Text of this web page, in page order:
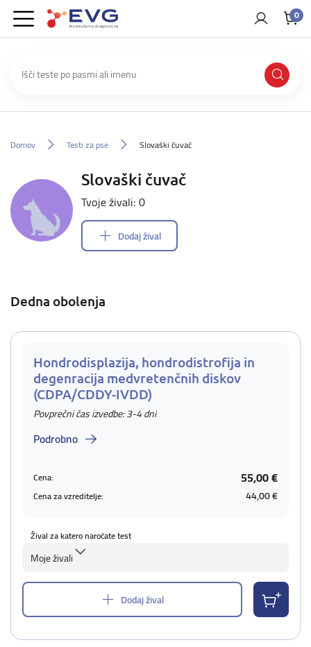
0
Domov Testi za pse Slovaški čuvač
Slovaški čuvač
Tvoje živali: 0
Dodaj žival
Dedna obolenja
Hondrodisplazija, hondrodistrofija in
degenracija medvretenčnih diskov
(CDPA/CDDY-IVDD)
Povprečni čas izvedbe: 3-4 dni
Podrobno
Cena: 55,00 €
Cena za vzreditelje: 44,00 €
Žival za katero naročate test
Moje živali
Dodaj žival